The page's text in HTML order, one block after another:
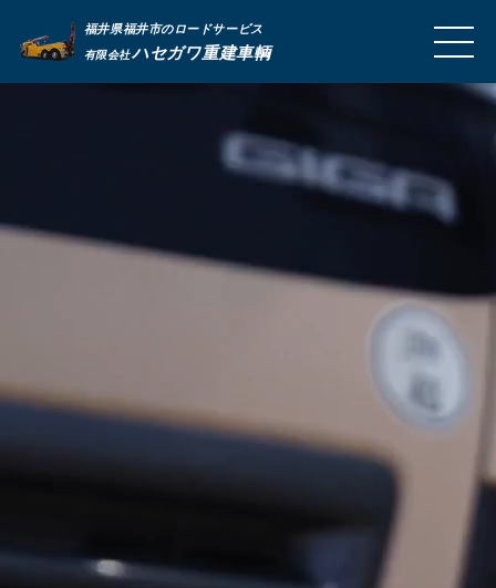
福井県福井市のロードサービス
有限会社ハセガワ重建車輌
MEN
U